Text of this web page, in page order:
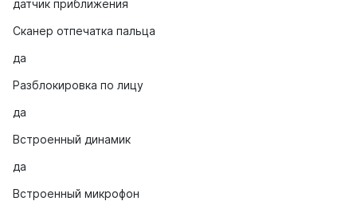
датчик приближения
Сканер отпечатка пальца
да
Разблокировка по лицу
да
Встроенный динамик
да
Встроенный микрофон